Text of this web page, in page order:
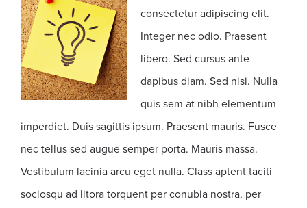
consectetur adipiscing elit.
Integer nec odio. Praesent
libero. Sed cursus ante
dapibus diam. Sed nisi. Nulla
quis sem at nibh elementum
imperdiet. Duis sagittis ipsum. Praesent mauris. Fusce
nec tellus sed augue semper porta. Mauris massa.
Vestibulum lacinia arcu eget nulla. Class aptent taciti
sociosqu ad litora torquent per conubia nostra, per